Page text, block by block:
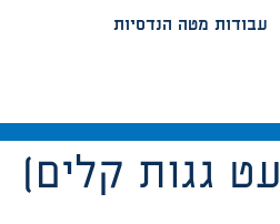
עבודות מטה הנדסיות
גגות קלים)